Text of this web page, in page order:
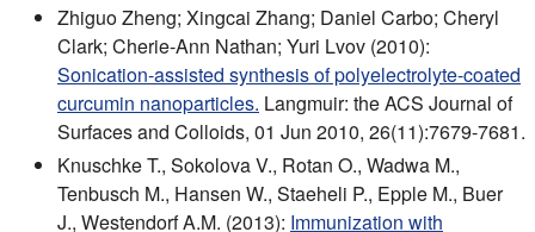
Zhiguo Zheng; Xingcai Zhang; Daniel Carbo; Cheryl
Clark; Cherie-Ann Nathan; Yuri Lvov (2010):
Sonication-assisted synthesis of polyelectrolyte-coated
curcumin nanoparticles. Langmuir: the ACS Journal of
Surfaces and Colloids, 01 Jun 2010, 26(11):7679-7681.
Knuschke T., Sokolova V., Rotan O., Wadwa M.,
Tenbusch M., Hansen W., Staeheli P., Epple M., Buer
J., Westendorf A.M. (2013): Immunization with